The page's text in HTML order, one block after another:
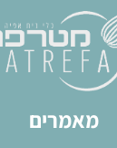
מאמרים